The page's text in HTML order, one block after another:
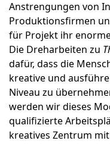
Anstrengungen von
Produktionsfirmen
für Projekt ihr
Die Dreharbeiten zu
dafür, dass die
kreative und
Niveau zu
werden wir dieses
qualifizierte
kreatives Zentrum